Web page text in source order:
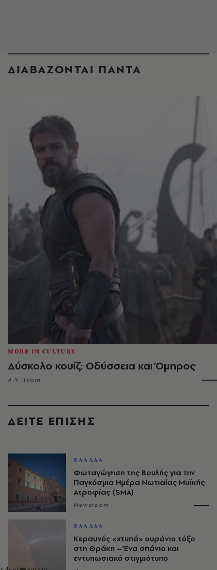
ΔΙΑΒΑΖΟΝΤΑΙ ΠΑΝΤΑ
MORE IN CULTURE
Δύσκολο κουίζ: Οδύσσεια και Όμηρος
A.V. Team
ΔΕΙΤΕ ΕΠΙΣΗΣ
ΕΛΛΑΔΑ
Φωταγώγηση της Βουλής για την
Παγκόσμια Ημέρα Νωτιαίας Μυϊκής
Ατροφίας (SMA)
Newsroom
ΕΛΛΑΔΑ
Κεραυνός «χτυπά» ουράνιο τόξο
στη Θράκη – Ένα σπάνιο και
εντυπωσιακό στιγμιότυπο